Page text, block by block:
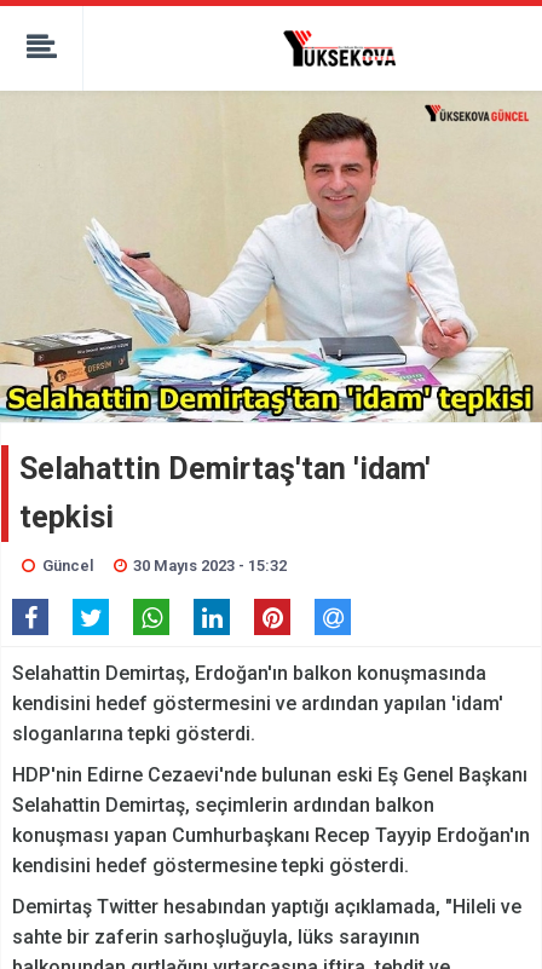
kaçak bahis
deneme bonusu
Selahattin Demirtaş'tan 'idam'
tepkisi
Güncel 30 Mayıs 2023 - 15:32
Selahattin Demirtaş, Erdoğan'ın balkon konuşmasında
kendisini hedef göstermesini ve ardından yapılan 'idam'
sloganlarına tepki gösterdi.
HDP'nin Edirne Cezaevi'nde bulunan eski Eş Genel Başkanı
Selahattin Demirtaş, seçimlerin ardından balkon
konuşması yapan Cumhurbaşkanı Recep Tayyip Erdoğan'ın
kendisini hedef göstermesine tepki gösterdi.
Demirtaş Twitter hesabından yaptığı açıklamada, "Hileli ve
sahte bir zaferin sarhoşluğuyla, lüks sarayının